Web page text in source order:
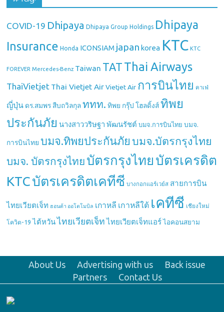
COVID-19 Dhipaya Dhipaya Group Holdings Dhipaya
Insurance Honda ICONSIAM japan korea KTC KTC
FOREVER Mercedes-Benz Taiwan TAT Thai Airways
ThaiVietjet Thai Vietjet Air Vietjet Air การบินไทย คาเฟ่
ญี่ปุ่น ดร.สมพร สืบถวิลกุล ททท. ทิพย กรุ๊ป โฮลดิ้งส์ ทิพย
ประกันภัย นางสาววริษฐา พัฒนรัชต์ บมจ.การบินไทย บมจ.
การบินไทย บมจ.ทิพยประกันภัย บมจ.บัตรกรุงไทย
บมจ. บัตรกรุงไทย บัตรกรุงไทย บัตรเครดิต
KTCบัตรเครดิตเคทีซี บางกอกแอร์เวย์ส สายการบิน
ไทยเวียตเจ็ท ฮอนด้า ออโตโมบิล เกาหลี เกาหลีใต้ เคทีซี เชียงใหม่
โควิด-19 ไต้หวัน ไทยเวียตเจ็ท ไทยเวียตเจ็ทแอร์ ไอคอนสยาม
About Us Advertising with us
Back issue
Partners
Contact Us